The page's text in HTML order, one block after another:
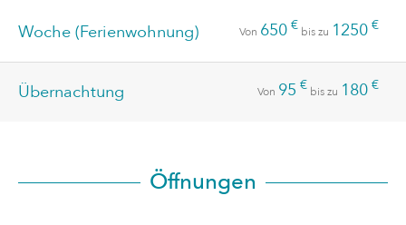
Woche (Ferienwohnung) Von 650 € bis zu 1250 €
Übernachtung Von 95 € bis zu 180 €
Öffnungen